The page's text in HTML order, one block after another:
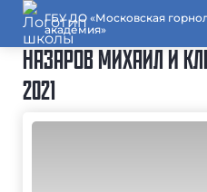
ГБУ ДО «Московская
академия»
НАЗАРОВ МИХАИЛ И
2021